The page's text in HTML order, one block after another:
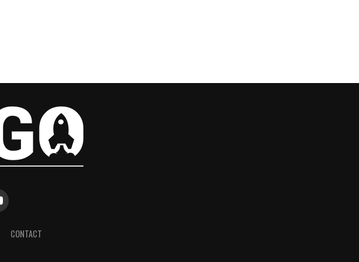
CONTACT